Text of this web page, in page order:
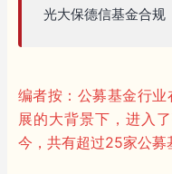
光大保德信基金合规
编者按：公募基金行业
展的大背景下，进入
今，共有超过25家公募